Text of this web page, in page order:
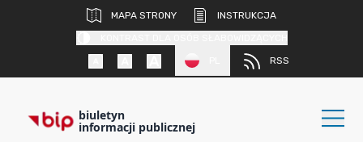
MAPA STRONY
INSTRUKCJA
RSS
biuletyn
informacji publicznej